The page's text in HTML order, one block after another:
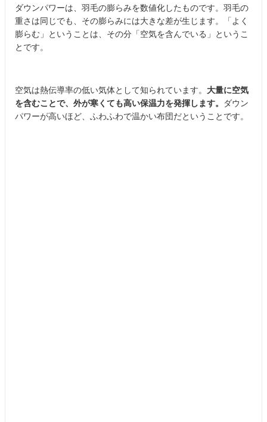
ダウンパワーは、羽毛の膨らみを数値化したものです。羽毛の
重さは同じでも、その膨らみには大きな差が生じます。「よく
膨らむ」ということは、その分「空気を含んでいる」というこ
とです。
空気は熱伝導率の低い気体として知られています。 大量に空気
を含むことで、外が寒くても高い保温力を発揮します。 ダウン
パワーが高いほど、ふわふわで温かい布団だということです。